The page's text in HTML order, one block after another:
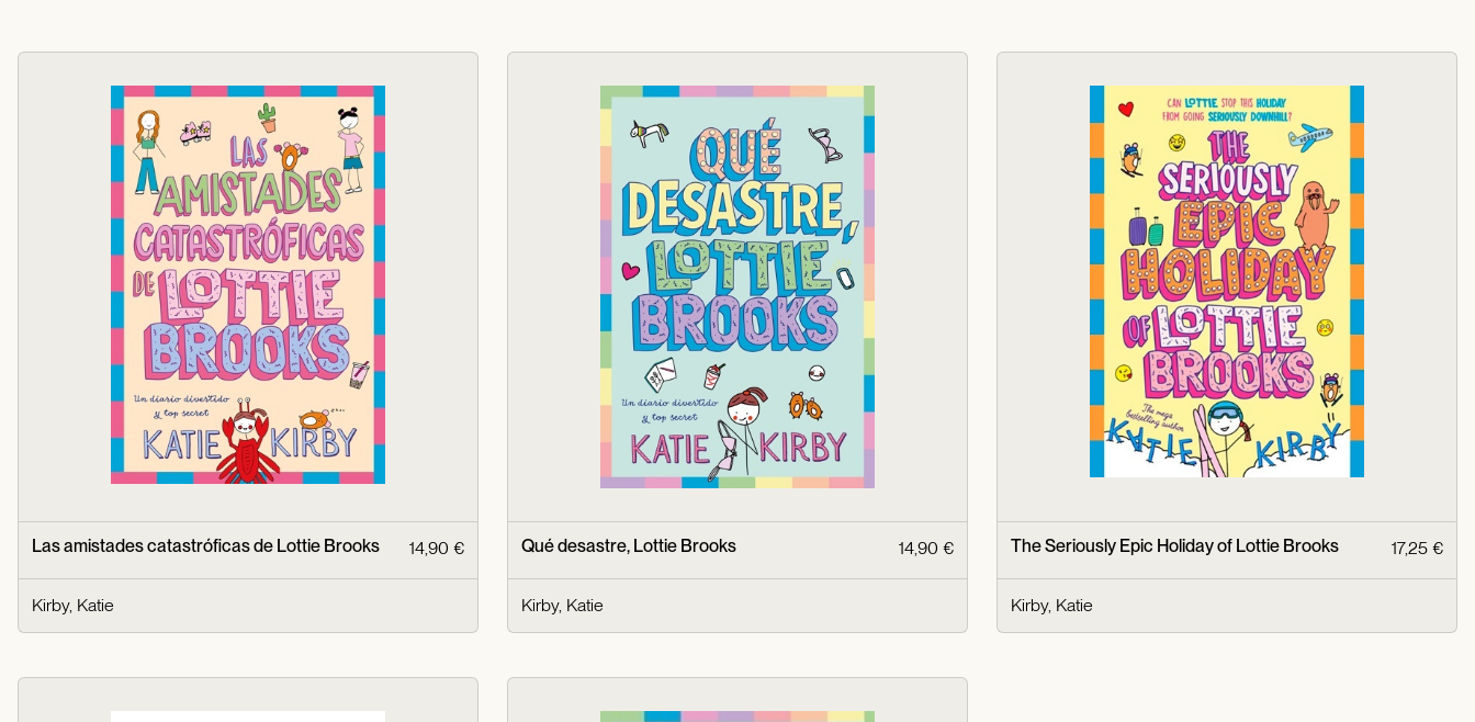
Las amistades catastróficas de Lottie Brooks 14,90 €
Kirby, Katie
Qué desastre, Lottie Brooks 14,90 €
Kirby, Katie
The Seriously Epic Holiday of Lottie Brooks 17,25 €
Kirby, Katie